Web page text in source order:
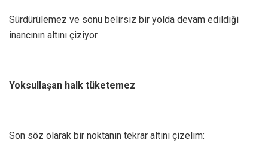
Sürdürülemez ve sonu belirsiz bir yolda devam edildiği
inancının altını çiziyor.
Yoksullaşan halk tüketemez
Son söz olarak bir noktanın tekrar altını çizelim: